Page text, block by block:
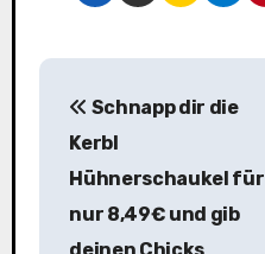
B
Schnapp dir die
Kerbl
Hühnerschaukel für
nur 8,49€ und gib